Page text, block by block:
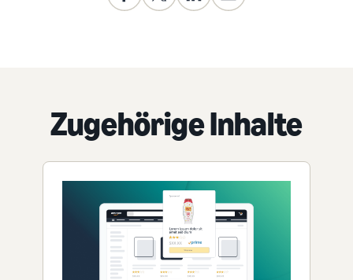
Zugehörige Inhalte